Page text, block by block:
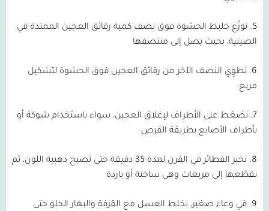
5.
نوزّع خليط الحشوة فوق نصف كمية رقائق العجين الممتدة في
الصينية، بحيث يصل إلى منتصفها
6.
نطوِي النصف الآخر من رقائق العجين فوق الحشوة لتشكيل
مربع
7.
نضغط على الأطراف لإغلاق العجين، سواء باستخدام شوكة أو
بأطراف الأصابع بطريقة القرص
8. نخبز الفطائر في الفرن لمدة 35 دقيقة حتى تصبح ذهبية اللون، ثم
نقطّعها إلى مربعات وهي ساخنة أو باردة
9. في وعاء صغير، نخلط العسل مع القرفة والبهار الحلو حتى